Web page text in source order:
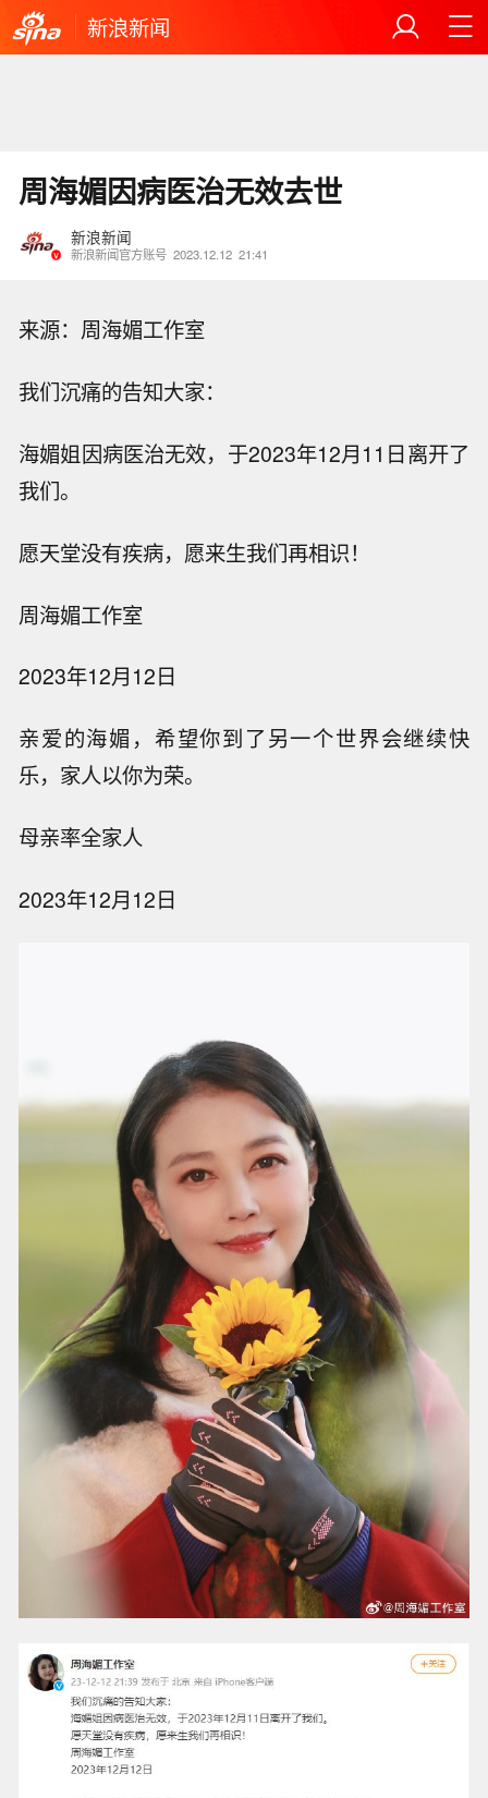
新浪新闻
周海媚因病医治无效去世
新浪新闻
新浪新闻官方账号 2023.12.12 21:41
来源：周海媚工作室
我们沉痛的告知大家：
海媚姐因病医治无效，于2023年12月11日离开了
我们。
愿天堂没有疾病，愿来生我们再相识！
周海媚工作室
2023年12月12日
亲爱的海媚，希望你到了另一个世界会继续快
乐，家人以你为荣。
母亲率全家人
2023年12月12日